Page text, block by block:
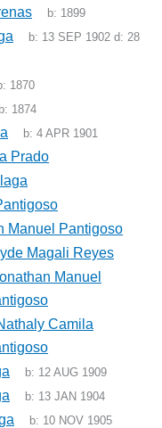
b: 1899
b: 13 SEP 1902 d:28
1870
b: 1874
b:4 APR 1901
Prado
Manuel Pantigoso
Magali Reyes
Manuel
Camila
b: 12 AUG 1909
b: 13 JAN 1904
b: 10 NOV 1905